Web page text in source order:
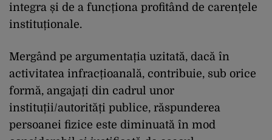
integra și de a funcționa profitând de carențele
instituționale.
Mergând pe argumentația uzitată, dacă în
activitatea infracțioanală, contribuie, sub orice
formă, angajați din cadrul unor
instituții/autorități publice, răspunderea
persoanei fizice este diminuată în mod